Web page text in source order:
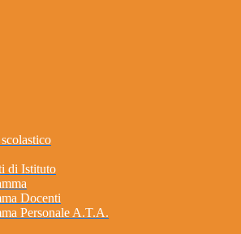
di Istituto
Docenti
Personale A.T.A.